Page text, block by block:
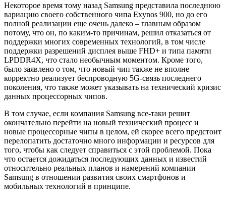
Некоторое время тому назад Samsung представила последнюю
вариацию своего собственного чипа Exynos 900, но до его
полной реализации еще очень далеко – главным образом
потому, что он, по каким-то причинам, решил отказаться от
поддержки многих современных технологий, в том числе
поддержки разрешений дисплея выше FHD+ и типа памяти
LPDDR4X, что стало необычным моментом. Кроме того,
было заявлено о том, что новый чип также не вполне
корректно реализует беспроводную 5G-связь последнего
поколения, что также может указывать на технический кризис
данных процессорных чипов.
В том случае, если компания Samsung все-таки решит
окончательно перейти на новый технический процесс и
новые процессорные чипы в целом, ей скорее всего предстоит
перелопатить достаточно много информации и ресурсов для
того, чтобы как следует справиться с этой проблемой. Пока
что остается дожидаться последующих данных и известий
относительно реальных планов и намерений компании
Samsung в отношении развития своих смартфонов и
мобильных технологий в принципе.